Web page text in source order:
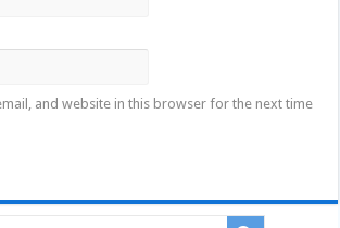
and website in this browser for the next time